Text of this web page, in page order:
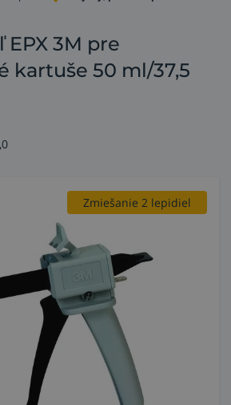
EPX 3M pre
kartuše 50 ml/37,5
Zmiešanie 2 lepidiel